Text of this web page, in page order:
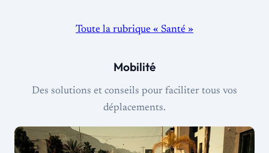
Toute la rubrique « Santé »
Mobilité
Des solutions et conseils pour faciliter tous vos
déplacements.